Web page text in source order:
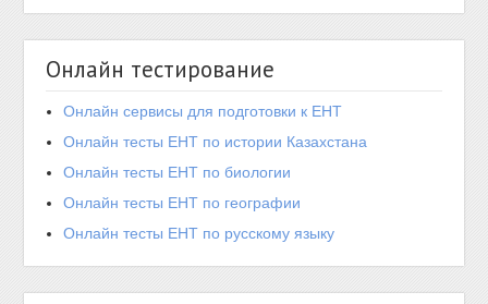
Онлайн тестирование
Онлайн сервисы для подготовки к ЕНТ
Онлайн тесты ЕНТ по истории Казахстана
Онлайн тесты ЕНТ по биологии
Онлайн тесты ЕНТ по географии
Онлайн тесты ЕНТ по русскому языку